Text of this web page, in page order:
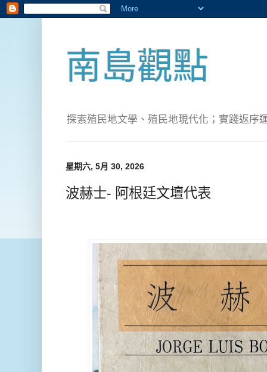
南島觀點
探索殖民地文學、殖民地現代化；實踐返序
星期六, 5月 30, 2026
波赫士- 阿根廷文壇代表